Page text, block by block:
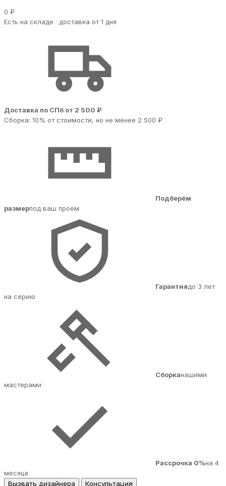
0 ₽
Есть на складе · доставка от 1 дня
Доставка по СПб от 2 500 ₽
Сборка: 10% от стоимости, но не менее 2 500 ₽
Подберём
размерпод ваш проём
Гарантиядо 3 лет
на серию
Сборканашими
мастерами
Рассрочка 0%на 4
месяца
Вызвать дизайнера
Консультация